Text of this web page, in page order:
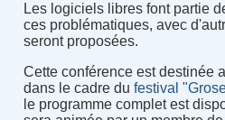
Les logiciels libres font partie
ces problématiques, avec
seront proposées.
Cette conférence est destinée
dans le cadre du festival
le programme complet est